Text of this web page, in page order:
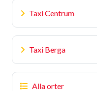
Taxi Centrum
Taxi Berga
Alla orter